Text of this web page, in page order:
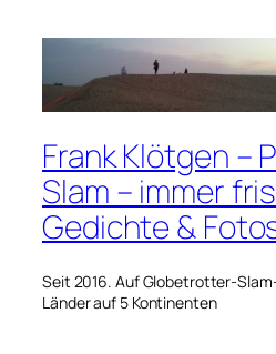
Frank Klötgen –
Slam – immer
Gedichte &
Seit 2016. Auf Globetrotter-
Länder auf 5 Kontinenten